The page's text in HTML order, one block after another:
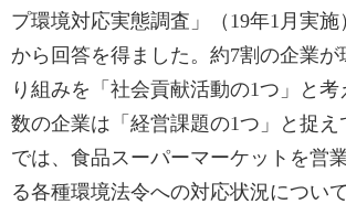
プ環境対応実態調査」（19年1月実施
から回答を得ました。約7割の企業が
り組みを「社会貢献活動の1つ」と
数の企業は「経営課題の1つ」と捉え
では、食品スーパーマーケットを営
る各種環境法令への対応状況につい